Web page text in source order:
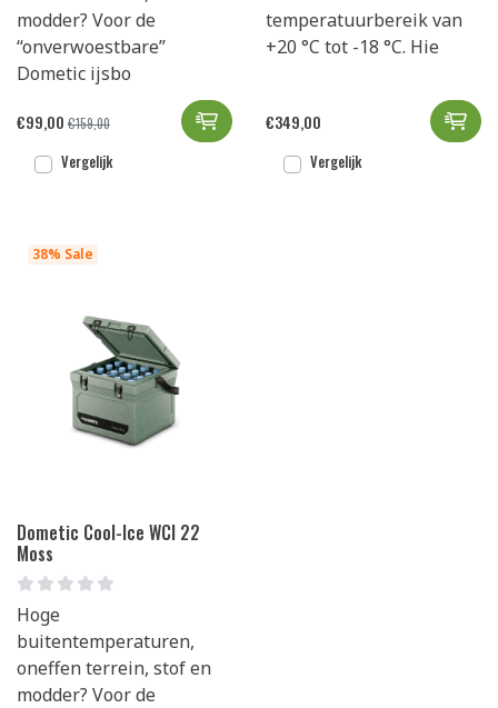
modder? Voor de
“onverwoestbare”
Dometic ijsbo
€99,00 €159,00 Dometic
Vergelijk
temperatuurbereik van
+20 °C tot -18 °C. Hie
€349,00
Vergelijk
38% Sale
Dometic Cool-Ice WCI 22
Moss
Hoge
buitentemperaturen,
oneffen terrein, stof en
modder? Voor de